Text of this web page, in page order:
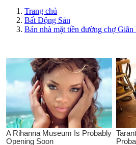
Trang chủ
Bất Động Sản
Bán nhà mặt tiền đường chợ